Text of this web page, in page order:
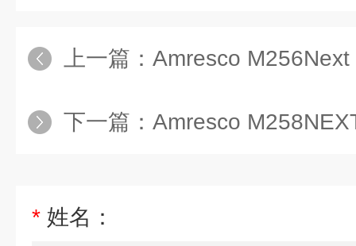
上一篇： Amresco
下一篇： Amresco
* 姓名：